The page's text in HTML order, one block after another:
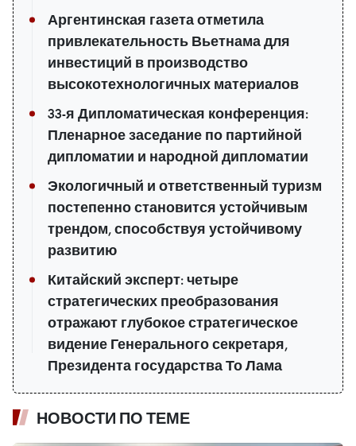
Аргентинская газета отметила
привлекательность Вьетнама для
инвестиций в производство
высокотехнологичных материалов
33-я Дипломатическая конференция:
Пленарное заседание по партийной
дипломатии и народной дипломатии
Экологичный и ответственный туризм
постепенно становится устойчивым
трендом, способствуя устойчивому
развитию
Китайский эксперт: четыре
стратегических преобразования
отражают глубокое стратегическое
видение Генерального секретаря,
Президента государства То Лама
НОВОСТИ ПО ТЕМЕ